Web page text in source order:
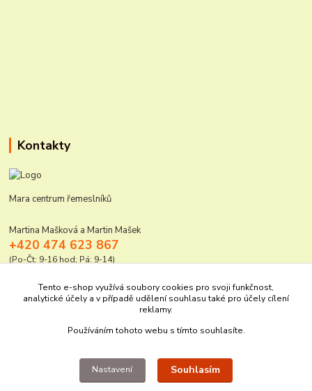
Kontakty
Mara centrum řemeslníků
Martina Mašková a Martin Mašek
+420 474 623 867
(Po-Čt: 9-16 hod; Pá: 9-14)
mara@elektro-naradi.cz
Upravit sběr cookies.
Tento e-shop využívá soubory cookies pro svoji funkčnost,
analytické účely a v případě udělení souhlasu také pro účely cílení
reklamy.
Používáním tohoto webu s tímto souhlasíte.
Nastavení Souhlasím